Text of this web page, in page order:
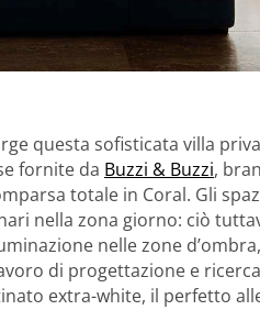
questa sofisticata villa
fornite da Buzzi & Buzzi,
totale in Coral. Gli
nella zona giorno: ciò
nelle zone
di progettazione e
extra-white, il perfetto